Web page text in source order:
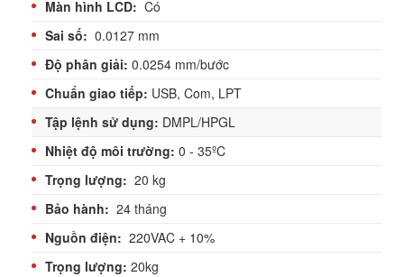
Màn hình LCD: Có
Sai số: 0.0127 mm
Độ phân giải: 0.0254 mm/bước
Chuẩn giao tiếp: USB, Com, LPT
Tập lệnh sử dụng: DMPL/HPGL
Nhiệt độ môi trường: 0 - 35ºC
Trọng lượng: 20 kg
Bảo hành: 24 tháng
Nguồn điện: 220VAC + 10%
Trọng lượng: 20kg